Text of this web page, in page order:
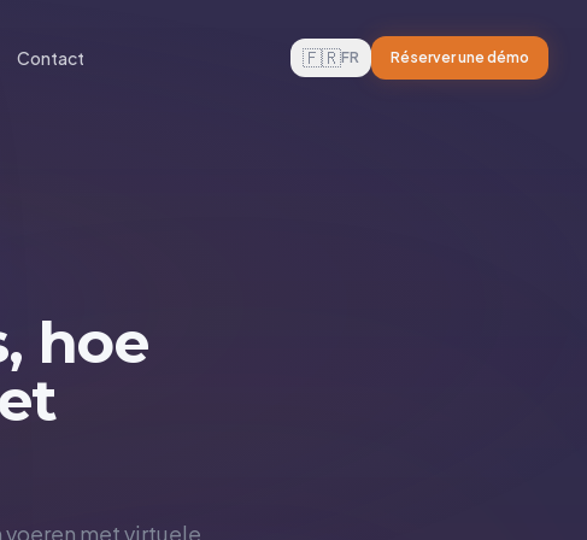
Contact 🇫🇷FR Réserver une démo
hoe
met virtuele